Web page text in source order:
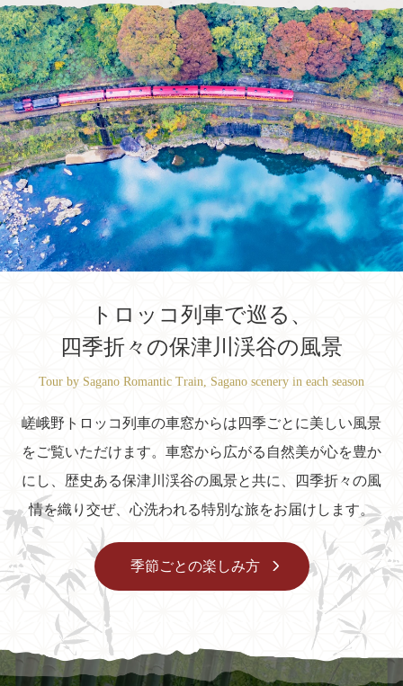
トロッコ列車で巡る、
四季折々の保津川渓谷の風景
Tour by Sagano Romantic Train, Sagano scenery in each season
嵯峨野トロッコ列車の車窓からは四季ごとに美しい風景
をご覧いただけます。車窓から広がる自然美が心を豊か
にし、 歴史ある保津川渓谷の風景と共に、四季折々の風
情を織り交ぜ、心洗われる特別な旅をお届けします。
季節ごとの楽しみ方